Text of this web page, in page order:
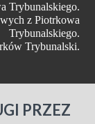
Trybunalskiego.
z Piotrkowa
Trybunalskiego.
Trybunalski.
PRZEZ